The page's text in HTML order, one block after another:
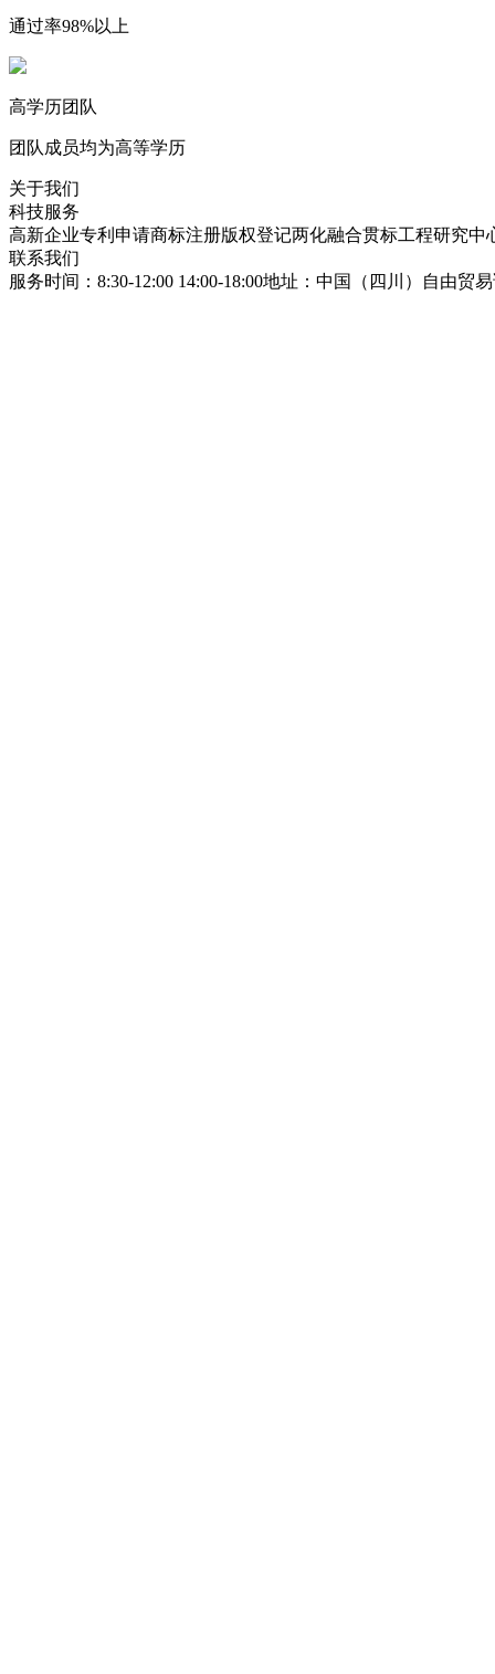
通过率98%以上
高学历团队
团队成员均为高等学历
关于我们
科技服务
高新企业专利申请商标注册版权登记两化融合贯标工程研究中
联系我们
服务时间：8:30-12:00 14:00-18:00地址：中国（四川）自由贸